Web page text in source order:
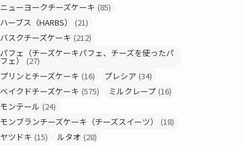
ニューヨークチーズケーキ (85)
ハーブス（HARBS）
(21)
バスクチーズケーキ (212)
パフェ（チーズケーキパフェ、チーズを使ったパ
フェ） (27)
プリンとチーズケーキ (16) プレシア (34)
ベイクドチーズケーキ (575) ミルクレープ (16)
モンテール (24)
モンブランチーズケーキ（チーズスイーツ）
(18)
ヤツドキ (15) ルタオ (28)